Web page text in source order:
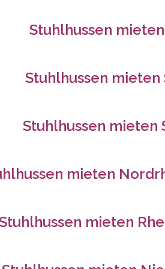
Stuhlhussen mieten
Stuhlhussen mieten
Stuhlhussen mieten
mieten
mieten